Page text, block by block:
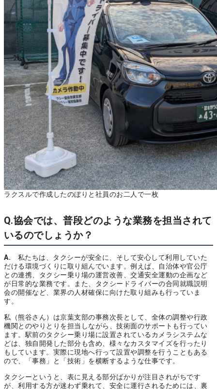
ラクスルで作成したのぼりと社員のお二人で一枚
Q.協会では、普段どのような業務を担当されて
いるのでしょうか？
A. 私たちは、タクシーが安全に、そして安心して利用していた
だける環境づくりに取り組んでいます。例えば、自治体や官公庁
との連携、タクシー乗り場の運営改善、交通安全運動の企画など
が日常的な業務です。また、タクシードライバーの合同就職説明
会の開催など、業界の人材確保に向けた取り組みも行っていま
す。
私（熊谷さん）は京葉支部の事務次長として、全体の調整や行政
機関とのやりとりを担当しながら、技術面のサポートも行ってい
ます。駅前のタクシー乗り場に設置されているカメラシステムな
どは、独自開発した部分も含め、様々なカスタマイズを行ったり
もしています。実際に現地へ行って設置や調整を行うこともある
ので、「事務」と「技術」を横断するような仕事です。
タクシーというと、表に見える部分ばかりが注目されがちです
が、利用する方が迷わず乗れて、安全に運行されるためには、裏